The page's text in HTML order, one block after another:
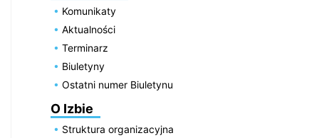
Komunikaty
Aktualności
Terminarz
Biuletyny
Ostatni numer Biuletynu
O Izbie
Struktura organizacyjna